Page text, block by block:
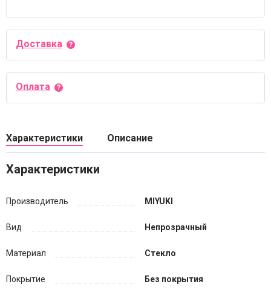
Доставка
Оплата
Характеристики Описание
Характеристики
Производитель MIYUKI
Вид Непрозрачный
Материал Стекло
Покрытие Без покрытия